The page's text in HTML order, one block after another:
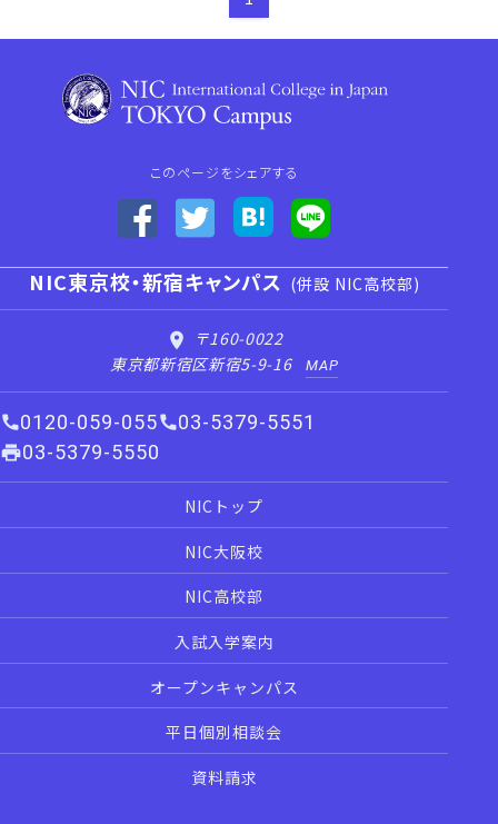
このページをシェアする
NIC東京校・新宿キャンパス (併設 NIC高校部)
〒160-0022
東京都新宿区新宿5-9-16
MAP
0120-059-055
03-5379-5551
03-5379-5550
NICトップ
NIC大阪校
NIC高校部
入試入学案内
オープンキャンパス
平日個別相談会
資料請求